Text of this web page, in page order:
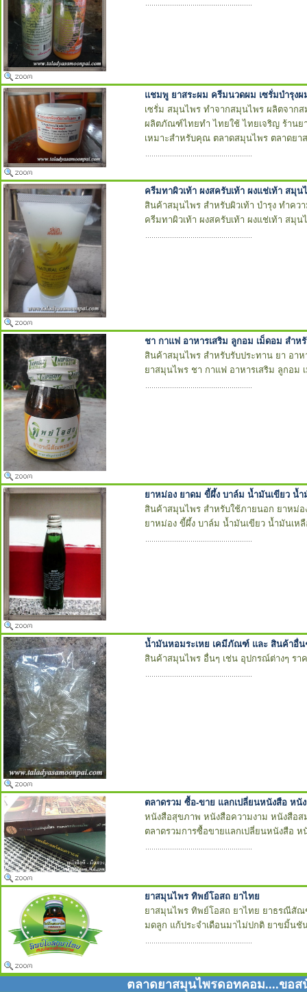
แชมพู ยาสระผม ครีมนวดผม เซรั่มบำรุง
เซรั่ม สมุนไพร ทำจากสมุนไพร ผลิตจากส
ผลิตภัณฑ์ไทยทำ ไทยใช้ ไทยเจริญ ร้านย
เหมาะสำหรับคุณ ตลาดสมุนไพร ตลาดย
ครีมทาผิวเท้า ผงสครับเท้า ผงแช่เท้า สมุน
สินค้าสมุนไพร สำหรับผิวเท้า บำรุง ทำค
ครีมทาผิวเท้า ผงสครับเท้า ผงแช่เท้า สมุ
ชา กาแฟ อาหารเสริม ลูกอม เม็ดอม สำห
สินค้าสมุนไพร สำหรับรับประทาน ยา อา
ยาสมุนไพร ชา กาแฟ อาหารเสริม ลูกอม
ยาหม่อง ยาดม ขี้ผึ้ง บาล์ม น้ำมันเขียว น้ำ
สินค้าสมุนไพร สำหรับใช้ภายนอก ยาหม่
ยาหม่อง ขี้ผึ้ง บาล์ม น้ำมันเขียว น้ำมันเห
น้ำมันหอมระเหย เคมีภัณฑ์ และ สินค้าอื่
สินค้าสมุนไพร อื่นๆ เช่น อุปกรณ์ต่างๆ ร
ตลาดรวม ซื้อ-ขาย แลกเปลี่ยนหนังสือ หนั
หนังสือสุขภาพ หนังสือความงาม หนังสือ
ตลาดรวมการซื้อขายแลกเปลี่ยนหนังสือ
ยาสมุนไพร ทิพย์โอสถ ยาไทย
ยาสมุนไพร ทิพย์โอสถ ยาไทย ยาธรณีสั
มดลูก แก้ประจำเดือนมาไม่ปกติ ยาขมิ้นชั
ตลาดยาสมุนไพรดอทคอม....ขอ